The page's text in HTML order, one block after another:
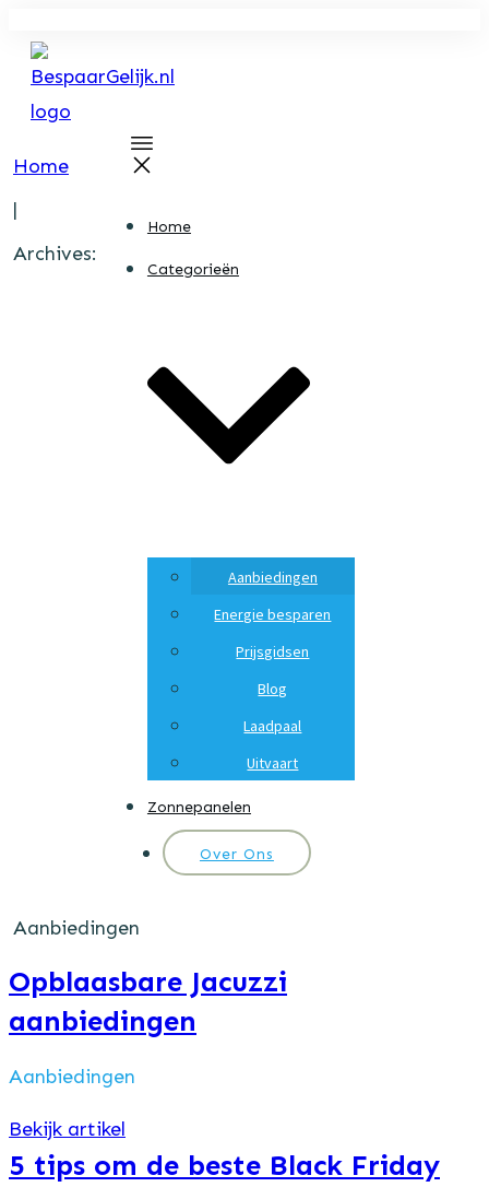
Home
Categorieën
Aanbiedingen
Energie besparen
Prijsgidsen
Blog
Laadpaal
Uitvaart
Zonnepanelen
Over Ons
Home
|
Archives:
Aanbiedingen
Opblaasbare Jacuzzi
aanbiedingen
Aanbiedingen
Bekijk artikel
5 tips om de beste Black Friday